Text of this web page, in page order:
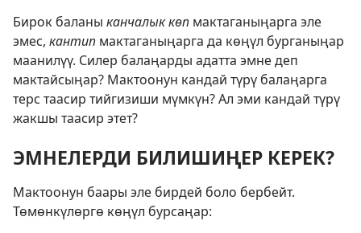
Бирок баланы канчалык көп мактаганыңарга эле
эмес, кантип мактаганыңарга да көңүл бурганыңар
маанилүү. Силер балаңарды адатта эмне деп
мактайсыңар? Мактоонун кандай түрү балаңарга
терс таасир тийгизиши мүмкүн? Ал эми кандай түрү
жакшы таасир этет?
ЭМНЕЛЕРДИ БИЛИШИҢЕР КЕРЕК?
Мактоонун баары эле бирдей боло бербейт.
Төмөнкүлөргө көңүл бурсаңар: